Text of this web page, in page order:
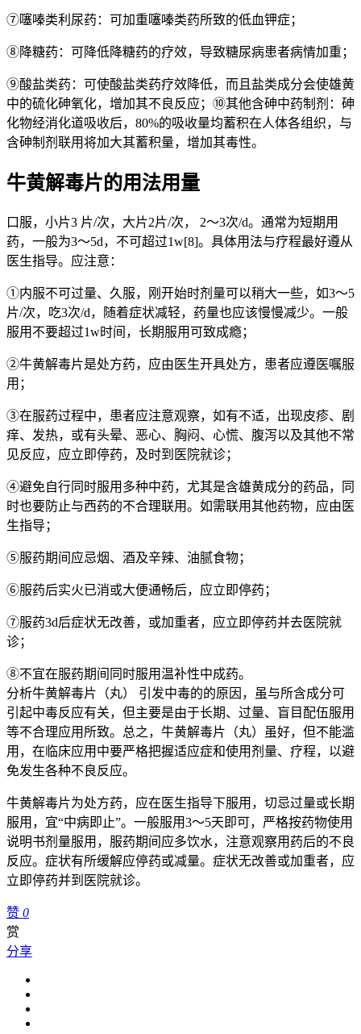
⑦噻嗪类利尿药：可加重噻嗪类药所致的低血钾症；
⑧降糖药：可降低降糖药的疗效，导致糖尿病患者病情加重；
⑨酸盐类药：可使酸盐类药疗效降低，而且盐类成分会使雄黄
中的硫化砷氧化，增加其不良反应；⑩其他含砷中药制剂：砷
化物经消化道吸收后，80%的吸收量均蓄积在人体各组织，与
含砷制剂联用将加大其蓄积量，增加其毒性。
牛黄解毒片的用法用量
口服，小片3 片/次，大片2片/次， 2～3次/d。通常为短期用
药，一般为3～5d，不可超过1w[8]。具体用法与疗程最好遵从
医生指导。应注意：
①内服不可过量、久服，刚开始时剂量可以稍大一些，如3～5
片/次，吃3次/d，随着症状减轻，药量也应该慢慢减少。一般
服用不要超过1w时间，长期服用可致成瘾；
②牛黄解毒片是处方药，应由医生开具处方，患者应遵医嘱服
用；
③在服药过程中，患者应注意观察，如有不适，出现皮疹、剧
痒、发热，或有头晕、恶心、胸闷、心慌、腹泻以及其他不常
见反应，应立即停药，及时到医院就诊；
④避免自行同时服用多种中药，尤其是含雄黄成分的药品，同
时也要防止与西药的不合理联用。如需联用其他药物，应由医
生指导；
⑤服药期间应忌烟、酒及辛辣、油腻食物；
⑥服药后实火已消或大便通畅后，应立即停药；
⑦服药3d后症状无改善，或加重者，应立即停药并去医院就
诊；
⑧不宜在服药期间同时服用温补性中成药。
分析牛黄解毒片（丸） 引发中毒的的原因，虽与所含成分可
引起中毒反应有关，但主要是由于长期、过量、盲目配伍服用
等不合理应用所致。总之，牛黄解毒片（丸）虽好，但不能滥
用，在临床应用中要严格把握适应症和使用剂量、疗程，以避
免发生各种不良反应。
牛黄解毒片为处方药，应在医生指导下服用，切忌过量或长期
服用，宜“中病即止”。一般服用3～5天即可，严格按药物使用
说明书剂量服用，服药期间应多饮水，注意观察用药后的不良
反应。症状有所缓解应停药或减量。症状无改善或加重者，应
立即停药并到医院就诊。
赞 0
赏
分享